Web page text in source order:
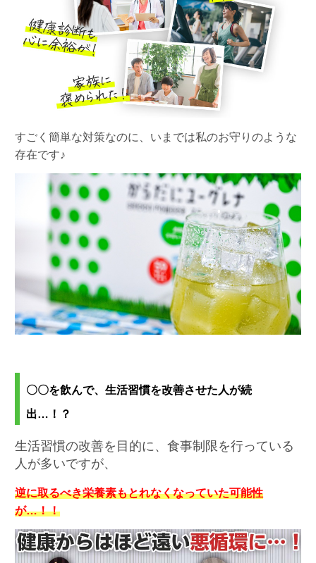
すごく簡単な対策なのに、いまでは私のお守りのような
存在です♪
〇〇を飲んで、生活習慣を改善させた人が続
出…！？
生活習慣の改善を目的に、食事制限を行っている
人が多いですが、
逆に取るべき栄養素もとれなくなっていた可能性
が…！！